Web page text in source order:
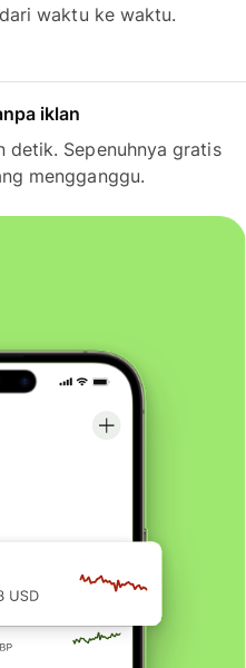
waktu ke waktu.
iklan
detik. Sepenuhnya gratis
mengganggu.